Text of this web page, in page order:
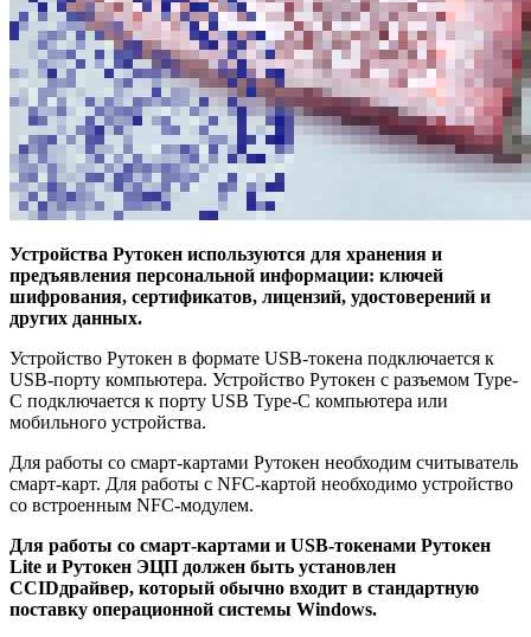
Устройства Рутокен используются для хранения и
предъявления персональной информации: ключей
шифрования, сертификатов, лицензий, удостоверений и
других данных.
Устройство Рутокен в формате USB-токена подключается к
USB-порту компьютера. Устройство Рутокен с разъемом Type-
C подключается к порту USB Type-C компьютера или
мобильного устройства.
Для работы со смарт-картами Рутокен необходим считыватель
смарт-карт. Для работы с NFC-картой необходимо устройство
со встроенным NFC-модулем.
Для работы со смарт-картами и USB-токенами Рутокен
Lite и Рутокен ЭЦП должен быть установлен
CCIDдрайвер, который обычно входит в стандартную
поставку операционной системы Windows.